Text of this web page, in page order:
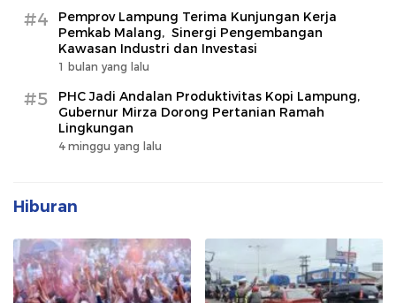
#4
Pemprov Lampung Terima Kunjungan Kerja
Pemkab Malang, Sinergi Pengembangan
Kawasan Industri dan Investasi
1 bulan yang lalu
#5
PHC Jadi Andalan Produktivitas Kopi Lampung,
Gubernur Mirza Dorong Pertanian Ramah
Lingkungan
4 minggu yang lalu
Hiburan